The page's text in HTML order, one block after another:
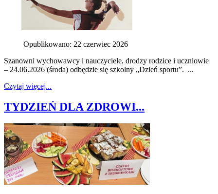
Opublikowano: 22 czerwiec 2026
Szanowni wychowawcy i nauczyciele, drodzy rodzice i uczniowie
– 24.06.2026 (środa) odbędzie się szkolny „Dzień sportu”. ...
Czytaj więcej...
TYDZIEŃ DLA ZDROWI...